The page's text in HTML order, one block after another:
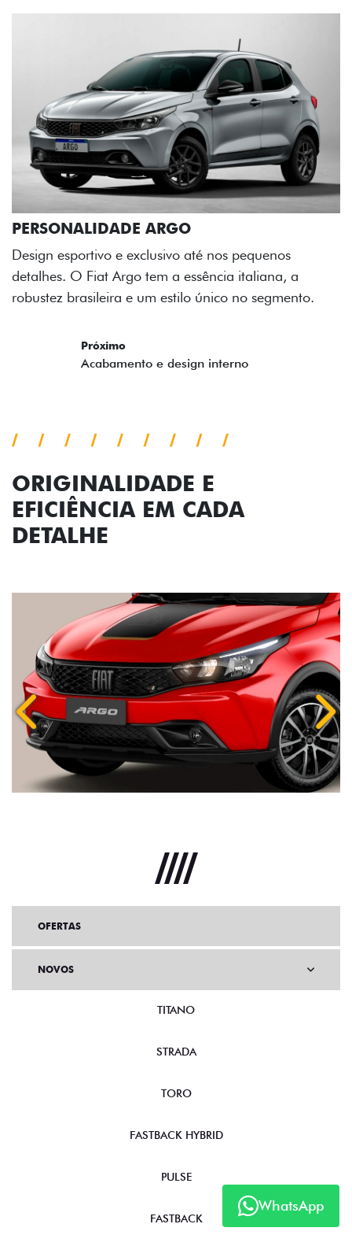
a
segmento.
ORIGINALIDADE E
EFICIÊNCIA EM CADA
DETALHE
Anterior
WhatsApp
OFERTAS
NOVOS
TITANO
STRADA
TORO
FASTBACK HYBRID
PULSE
FASTBACK